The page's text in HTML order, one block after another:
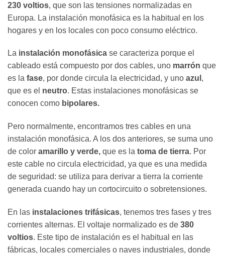
230 voltios, que son las tensiones normalizadas en
Europa. La instalación monofásica es la habitual en los
hogares y en los locales con poco consumo eléctrico.
La instalación monofásica se caracteriza porque el
cableado está compuesto por dos cables, uno marrón que
es la fase, por donde circula la electricidad, y uno azul ,
que es el neutro. Estas instalaciones monofásicas se
conocen como bipolares.
Pero normalmente, encontramos tres cables en una
instalación monofásica. A los dos anteriores, se suma uno
de color amarillo y verde, que es la toma de tierra. Por
este cable no circula electricidad, ya que es una medida
de seguridad: se utiliza para derivar a tierra la corriente
generada cuando hay un cortocircuito o sobretensiones.
En las instalaciones trifásicas, tenemos tres fases y tres
corrientes alternas. El voltaje normalizado es de 380
voltios. Este tipo de instalación es el habitual en las
fábricas, locales comerciales o naves industriales, donde